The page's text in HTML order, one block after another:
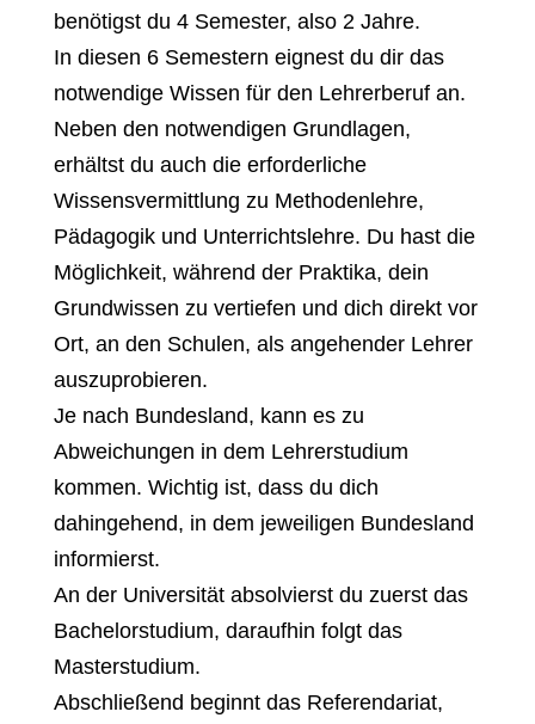
benötigst du 4 Semester, also 2 Jahre.
In diesen 6 Semestern eignest du dir das
notwendige Wissen für den Lehrerberuf an.
Neben den notwendigen Grundlagen,
erhältst du auch die erforderliche
Wissensvermittlung zu Methodenlehre,
Pädagogik und Unterrichtslehre. Du hast die
Möglichkeit, während der Praktika, dein
Grundwissen zu vertiefen und dich direkt vor
Ort, an den Schulen, als angehender Lehrer
auszuprobieren.
Je nach Bundesland, kann es zu
Abweichungen in dem Lehrerstudium
kommen. Wichtig ist, dass du dich
dahingehend, in dem jeweiligen Bundesland
informierst.
An der Universität absolvierst du zuerst das
Bachelorstudium, daraufhin folgt das
Masterstudium.
Abschließend beginnt das Referendariat,